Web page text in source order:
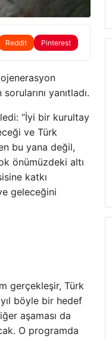
Reddit Pinterest
yanıtladı.
“İyi bir kurultay
ve Türk
bu yana değil,
önümüzdeki altı
katkı
geleceğini
gerçekleşir, Türk
böyle bir hedef
aşaması da
O programda